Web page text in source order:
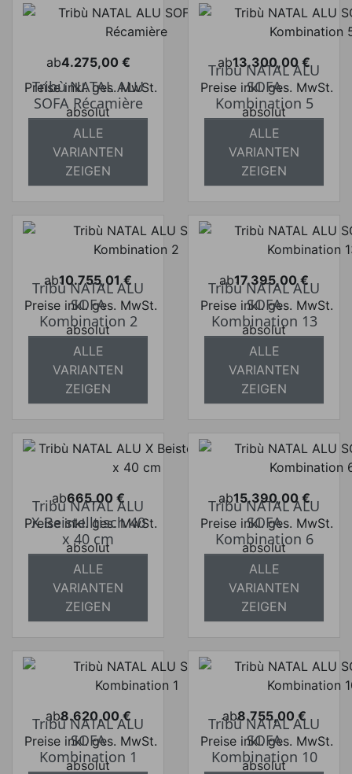
ab
Preis
4.275,00 €
Preise inkl. ges. MwSt.
absolut
versandkostenfrei
Tribù NATAL ALU
SOFA Récamière
ALLE
VARIANTEN
ZEIGEN
ab
Preis
13.300,00 €
Preise inkl. ges. MwSt.
absolut
versandkostenfrei
Tribù NATAL ALU
SOFA
Kombination 5
ALLE
VARIANTEN
ZEIGEN
ab
Preis
10.755,01 €
Preise inkl. ges. MwSt.
absolut
versandkostenfrei
Tribù NATAL ALU
SOFA
Kombination 2
ALLE
VARIANTEN
ZEIGEN
ab
Preis
17.395,00 €
Preise inkl. ges. MwSt.
absolut
versandkostenfrei
Tribù NATAL ALU
SOFA
Kombination 13
ALLE
VARIANTEN
ZEIGEN
ab
Preis
665,00 €
Preise inkl. ges. MwSt.
absolut
versandkostenfrei
Tribù NATAL ALU
X Beistelltisch 40
x 40 cm
ALLE
VARIANTEN
ZEIGEN
ab
Preis
15.390,00 €
Preise inkl. ges. MwSt.
absolut
versandkostenfrei
Tribù NATAL ALU
SOFA
Kombination 6
ALLE
VARIANTEN
ZEIGEN
ab
Preis
8.620,00 €
Preise inkl. ges. MwSt.
absolut
Tribù NATAL ALU
SOFA
Kombination 1
ab
Preis
8.755,00 €
Preise inkl. ges. MwSt.
absolut
Tribù NATAL ALU
SOFA
Kombination 10